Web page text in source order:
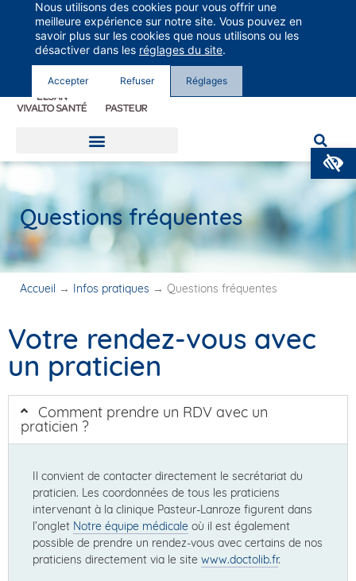
Groupe Vivalto Santé
Entre nous, la vie
Questions fréquentes
Accueil → Infos pratiques → Questions fréquentes
Votre rendez-vous avec
un praticien
Comment prendre un RDV avec un
praticien ?
Il convient de contacter directement le secrétariat du
praticien. Les coordonnées de tous les praticiens
intervenant à la clinique Pasteur-Lanroze figurent dans
l’onglet Notre équipe médicale où il est également
possible de prendre un rendez-vous avec certains de nos
praticiens directement via le site www.doctolib.fr.
Nous utilisons des cookies pour vous offrir une
meilleure expérience sur notre site. Vous pouvez en
savoir plus sur les cookies que nous utilisons ou les
désactiver dans les réglages du site.
Accepter Refuser Réglages